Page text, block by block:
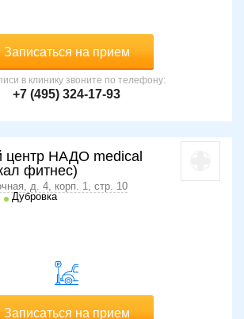
горячие компрессы;
алкоголь;
массажные процедуры (показаны только
этапе).
средства. На время реабилитации
физкультуру под контролем врача.
растяжения не представляют
III стадии повреждения.
возможны осложнения:
Записаться на прием
в клинику звоните по телефону:
+7 (495) 324-17-93
центр НАДО medical
фитнес)
д. 4, корп. 1, стр. 10
Дубровка
Записаться на прием